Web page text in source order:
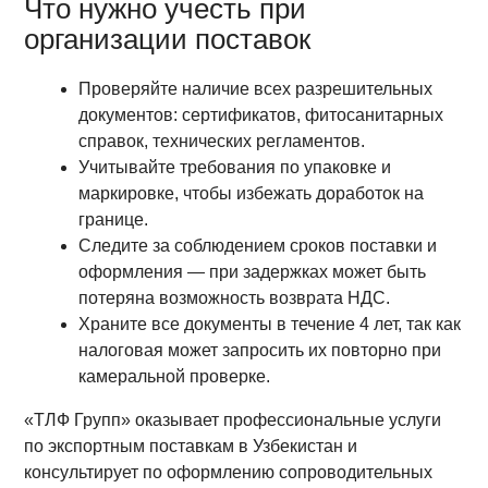
Что нужно учесть при
организации поставок
Проверяйте наличие всех разрешительных
документов: сертификатов, фитосанитарных
справок, технических регламентов.
Учитывайте требования по упаковке и
маркировке, чтобы избежать доработок на
границе.
Следите за соблюдением сроков поставки и
оформления — при задержках может быть
потеряна возможность возврата НДС.
Храните все документы в течение 4 лет, так как
налоговая может запросить их повторно при
камеральной проверке.
«ТЛФ Групп» оказывает профессиональные услуги
по экспортным поставкам в Узбекистан и
консультирует по оформлению сопроводительных